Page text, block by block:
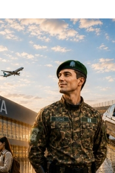
valsts robežu
nepilsoni.
robežsargu
krāsas taksometra
automašīnas apskati,
dokumentiem un
– uzsākts
ar iespēju